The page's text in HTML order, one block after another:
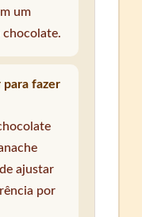
um
chocolate.
para fazer
ajustar
por